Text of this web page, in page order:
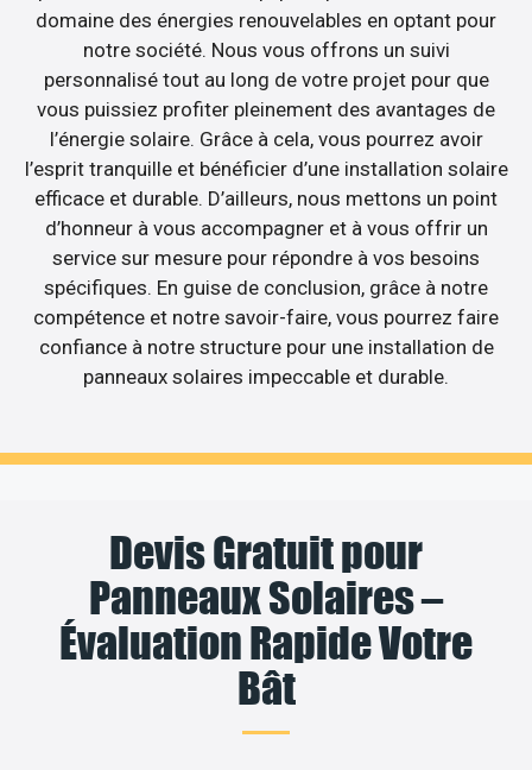
domaine des énergies renouvelables en optant pour
notre société. Nous vous offrons un suivi
personnalisé tout au long de votre projet pour que
vous puissiez profiter pleinement des avantages de
l’énergie solaire. Grâce à cela, vous pourrez avoir
l’esprit tranquille et bénéficier d’une installation solaire
efficace et durable. D’ailleurs, nous mettons un point
d’honneur à vous accompagner et à vous offrir un
service sur mesure pour répondre à vos besoins
spécifiques. En guise de conclusion, grâce à notre
compétence et notre savoir-faire, vous pourrez faire
confiance à notre structure pour une installation de
panneaux solaires impeccable et durable.
Devis Gratuit pour
Panneaux Solaires –
Évaluation Rapide Votre
Bât